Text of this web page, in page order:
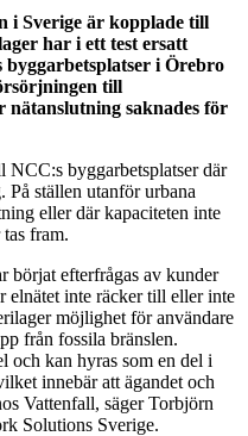
i Sverige är kopplade till
har i ett test ersatt
byggarbetsplatser i Örebro
till
nätanslutning saknades för
byggarbetsplatser där
ställen utanför urbana
eller där kapaciteten inte
fram.
börjat efterfrågas av kunder
elnätet inte räcker till eller inte
möjlighet för användare
från fossila bränslen.
och kan hyras som en del i
innebär att ägandet och
Vattenfall, säger Torbjörn
Solutions Sverige.